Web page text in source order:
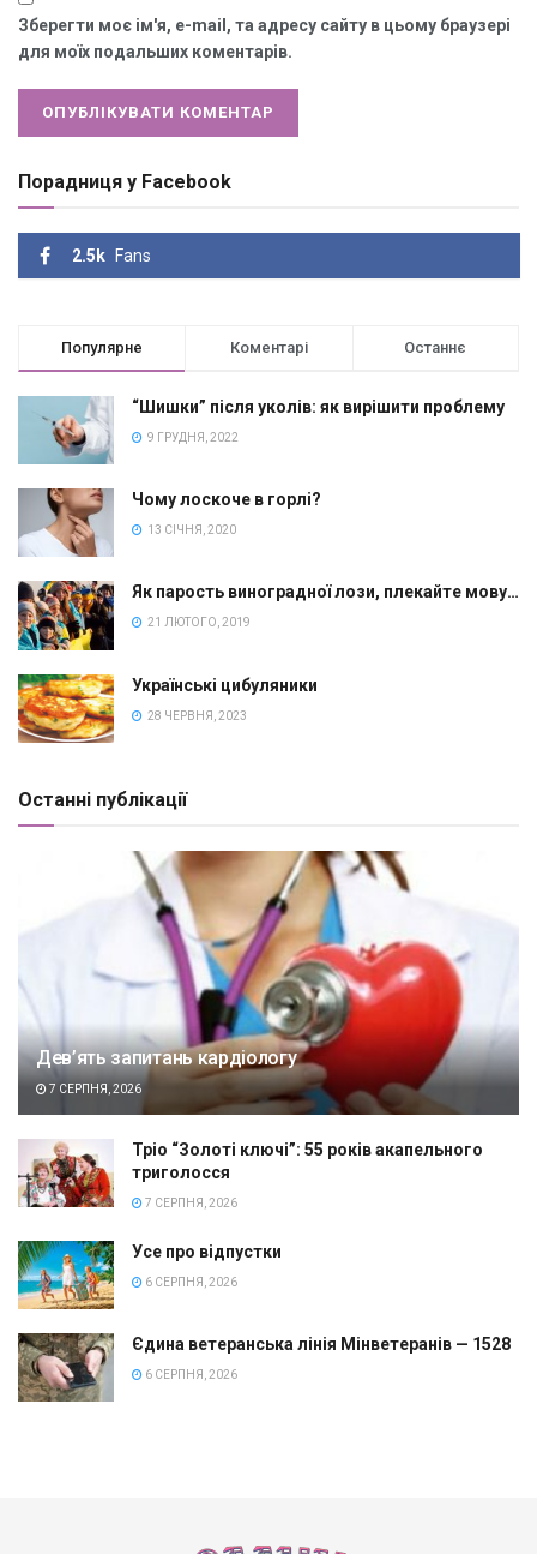
Зберегти моє ім'я, e-mail, та адресу сайту в цьому браузері
для моїх подальших коментарів.
Порадниця у Facebook
2.5k Fans
Популярне Коментарі Останнє
“Шишки” після уколів: як вирішити проблему
9 ГРУДНЯ, 2022
Чому лоскоче в горлі?
13 СІЧНЯ, 2020
Як парость виноградної лози, плекайте мову…
21 ЛЮТОГО, 2019
Українські цибуляники
28 ЧЕРВНЯ, 2023
Останні публікації
Дев’ять запитань кардіологу
7 СЕРПНЯ, 2026
Тріо “Золоті ключі”: 55 років акапельного
триголосся
7 СЕРПНЯ, 2026
Усе про відпустки
6 СЕРПНЯ, 2026
Єдина ветеранська лінія Мінветеранів — 1528
6 СЕРПНЯ, 2026